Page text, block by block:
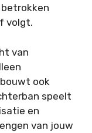
volgt.
van
ook
speelt
en
van jouw